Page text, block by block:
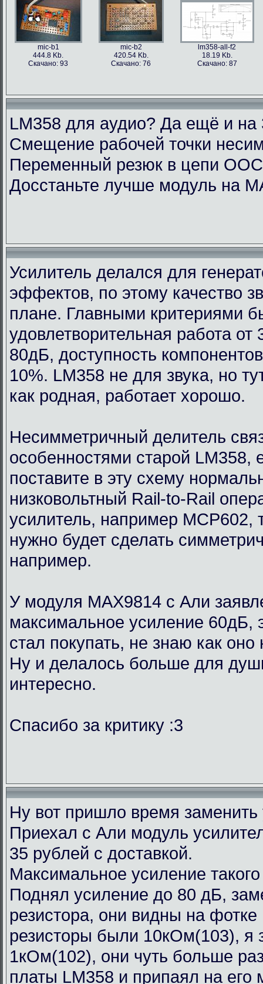
mic-b1
444.8 Kb.
Скачано: 93
mic-b2
420.54 Kb.
Скачано: 76
lm358-all-f2
18.19 Kb.
Скачано: 87
LM358 для аудио? Да ещё и на
Смещение рабочей точки
Переменный резюк в цепи
Досстаньте лучше модуль на
Усилитель делался для
эффектов, по этому качество
плане. Главными критериями
удовлетворительная работа
80дБ, доступность
10%. LM358 не для звука, но
как родная, работает хорошо.
Несимметричный делитель
особенностями старой LM358,
поставите в эту схему
низковольтный Rail-to-Rail
усилитель, например MCP602,
нужно будет сделать
например.
У модуля MAX9814 с Али
максимальное усиление 60дБ,
стал покупать, не знаю как
Ну и делалось больше для
интересно.
Спасибо за критику :3
Ну вот пришло время
Приехал с Али модуль
35 рублей с доставкой.
Максимальное усиление
Поднял усиление до 80 дБ,
резистора, они видны на
резисторы были 10кОм(103), я
1кОм(102), они чуть больше
платы LM358 и припаял на его